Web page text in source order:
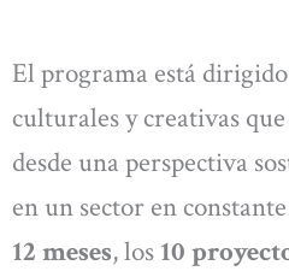
El programa está
culturales y creativas
desde una perspectiva
en un sector en
12 meses, los 10